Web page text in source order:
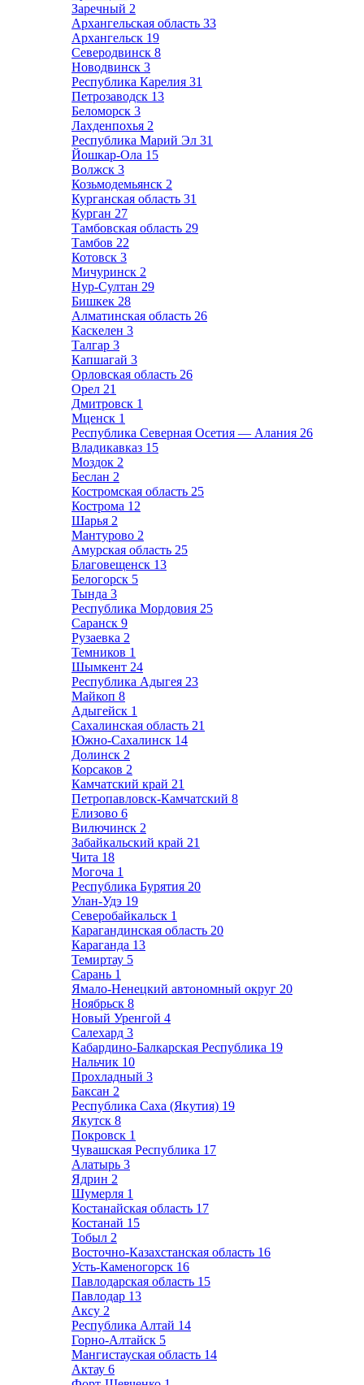
Заречный 2
Архангельская область 33
Архангельск 19
Северодвинск 8
Новодвинск 3
Республика Карелия 31
Петрозаводск 13
Беломорск 3
Лахденпохья 2
Республика Марий Эл 31
Йошкар-Ола 15
Волжск 3
Козьмодемьянск 2
Курганская область 31
Курган 27
Тамбовская область 29
Тамбов 22
Котовск 3
Мичуринск 2
Нур-Султан 29
Бишкек 28
Алматинская область 26
Каскелен 3
Талгар 3
Капшагай 3
Орловская область 26
Орел 21
Дмитровск 1
Мценск 1
Республика Северная Осетия — Алания 26
Владикавказ 15
Моздок 2
Беслан 2
Костромская область 25
Кострома 12
Шарья 2
Мантурово 2
Амурская область 25
Благовещенск 13
Белогорск 5
Тында 3
Республика Мордовия 25
Саранск 9
Рузаевка 2
Темников 1
Шымкент 24
Республика Адыгея 23
Майкоп 8
Адыгейск 1
Сахалинская область 21
Южно-Сахалинск 14
Долинск 2
Корсаков 2
Камчатский край 21
Петропавловск-Камчатский 8
Елизово 6
Вилючинск 2
Забайкальский край 21
Чита 18
Могоча 1
Республика Бурятия 20
Улан-Удэ 19
Северобайкальск 1
Карагандинская область 20
Караганда 13
Темиртау 5
Сарань 1
Ямало-Ненецкий автономный округ 20
Ноябрьск 8
Новый Уренгой 4
Салехард 3
Кабардино-Балкарская Республика 19
Нальчик 10
Прохладный 3
Баксан 2
Республика Саха (Якутия) 19
Якутск 8
Покровск 1
Чувашская Республика 17
Алатырь 3
Ядрин 2
Шумерля 1
Костанайская область 17
Костанай 15
Тобыл 2
Восточно-Казахстанская область 16
Усть-Каменогорск 16
Павлодарская область 15
Павлодар 13
Аксу 2
Республика Алтай 14
Горно-Алтайск 5
Мангистауская область 14
Актау 6